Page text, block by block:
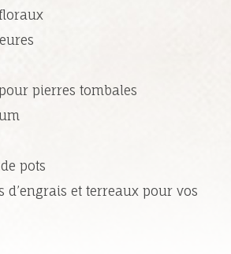
pierres tombales
pots
d’engrais et terreaux pour vos